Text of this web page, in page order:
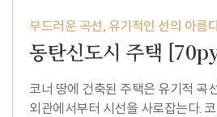
부드러운 곡선, 유기적인 선의 아름
동탄신도시 주택
코너 땅에 건축된 주택은 유기적 곡
외관에서부터 시선을 사로잡는다.